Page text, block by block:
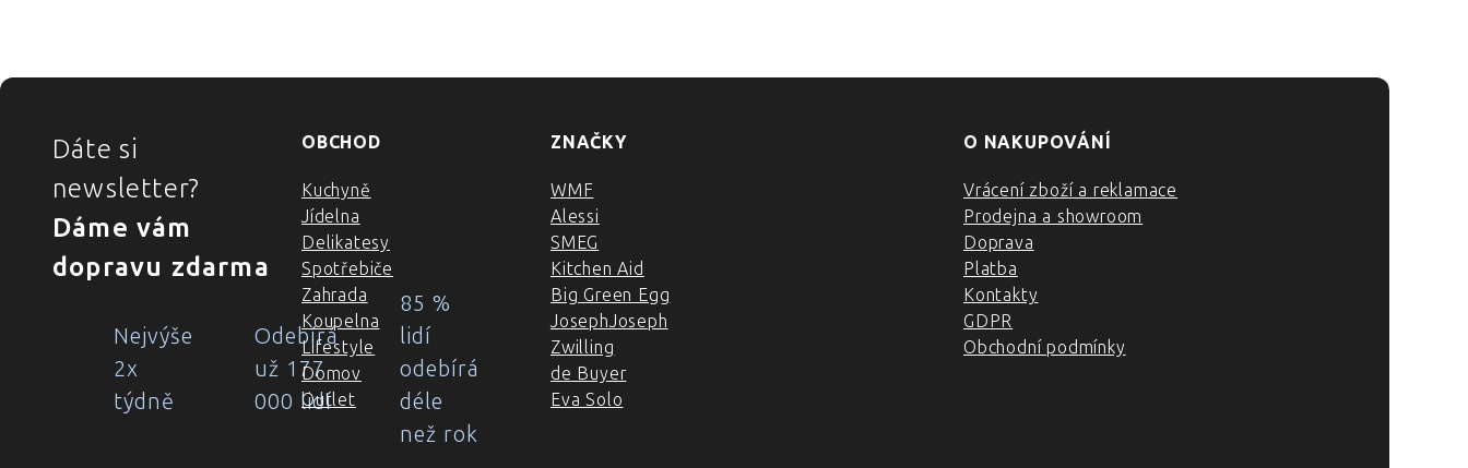
ZÁPATÍ
Dáte si
newsletter?
Dáme vám
dopravu zdarma
Nejvýše
2x
týdně
Odebírá
už 177
000 lidí
85 %
lidí
odebírá
déle
než rok
OBCHOD
Kuchyně
Jídelna
Delikatesy
Spotřebiče
Zahrada
Koupelna
Lifestyle
Domov
Outlet
ZNAČKY
WMF
Alessi
SMEG
Kitchen Aid
Big Green Egg
JosephJoseph
Zwilling
de Buyer
Eva Solo
O NAKUPOVÁNÍ
Vrácení zboží a reklamace
Prodejna a showroom
Doprava
Platba
Kontakty
GDPR
Obchodní podmínky